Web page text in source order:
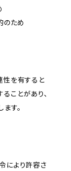
のため
性を有すると
ことがあり、
す。
により許容さ